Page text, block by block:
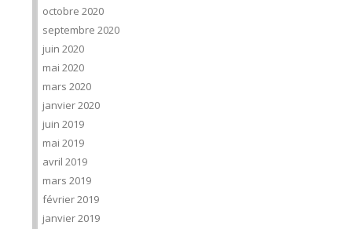
octobre 2020
septembre 2020
juin 2020
mai 2020
mars 2020
janvier 2020
juin 2019
mai 2019
avril 2019
mars 2019
février 2019
janvier 2019